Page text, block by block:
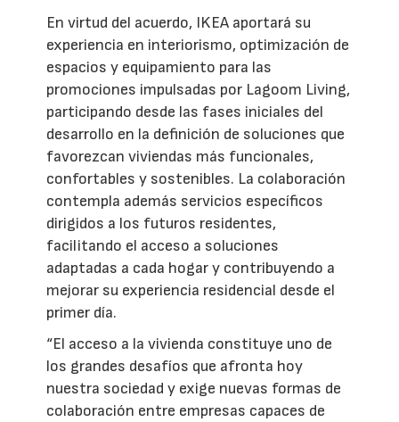
En virtud del acuerdo, IKEA aportará su
experiencia en interiorismo, optimización de
espacios y equipamiento para las
promociones impulsadas por Lagoom Living,
participando desde las fases iniciales del
desarrollo en la definición de soluciones que
favorezcan viviendas más funcionales,
confortables y sostenibles. La colaboración
contempla además servicios específicos
dirigidos a los futuros residentes,
facilitando el acceso a soluciones
adaptadas a cada hogar y contribuyendo a
mejorar su experiencia residencial desde el
primer día.
“El acceso a la vivienda constituye uno de
los grandes desafíos que afronta hoy
nuestra sociedad y exige nuevas formas de
colaboración entre empresas capaces de